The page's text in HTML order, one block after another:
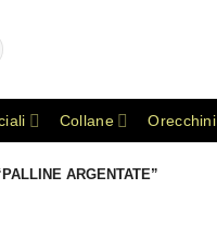
Collane Orecchini
ARGENTATE”